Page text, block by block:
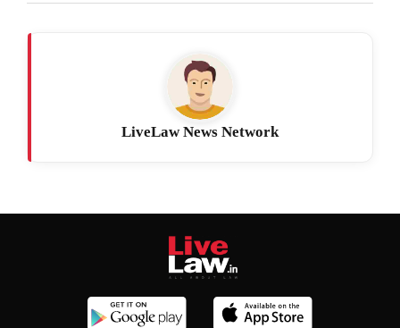
LiveLaw News Network